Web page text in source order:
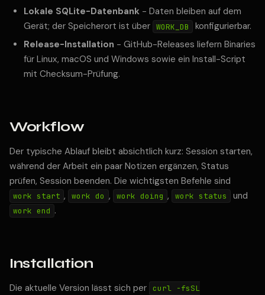
Lokale SQLite-Datenbank - Daten bleiben auf dem
Gerät; der Speicherort ist über WORK_DB
konfigurierbar.
Release-Installation - GitHub-Releases liefern Binaries
für Linux, macOS und Windows sowie ein Install-Script
mit Checksum-Prüfung.
Workflow
Der typische Ablauf bleibt absichtlich kurz: Session starten,
während der Arbeit ein paar Notizen ergänzen, Status
prüfen, Session beenden. Die wichtigsten Befehle sind
work start , work do , work doing , work status und
work end .
Installation
Die aktuelle Version lässt sich per curl -fsSL